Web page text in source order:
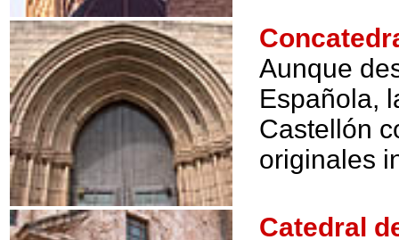
Aunque
Española,
Castellón
originales
Catedral